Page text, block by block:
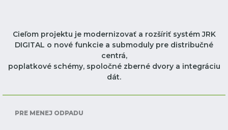
Cieľom projektu je modernizovať a rozšíriť systém JRK
DIGITAL o nové funkcie a submoduly pre distribučné
centrá,
poplatkové schémy, spoločné zberné dvory a integráciu
dát.
PRE MENEJ ODPADU